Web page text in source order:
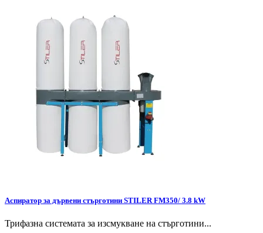
Аспиратор за дървени стърготини STILER FM350/ 3.8 kW
Трифазна системата за изсмукване на стърготини...